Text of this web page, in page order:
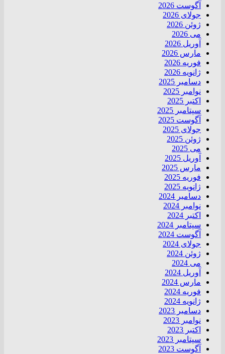
آگوست 2026
جولای 2026
ژوئن 2026
می 2026
آوریل 2026
مارس 2026
فوریه 2026
ژانویه 2026
دسامبر 2025
نوامبر 2025
اکتبر 2025
سپتامبر 2025
آگوست 2025
جولای 2025
ژوئن 2025
می 2025
آوریل 2025
مارس 2025
فوریه 2025
ژانویه 2025
دسامبر 2024
نوامبر 2024
اکتبر 2024
سپتامبر 2024
آگوست 2024
جولای 2024
ژوئن 2024
می 2024
آوریل 2024
مارس 2024
فوریه 2024
ژانویه 2024
دسامبر 2023
نوامبر 2023
اکتبر 2023
سپتامبر 2023
آگوست 2023